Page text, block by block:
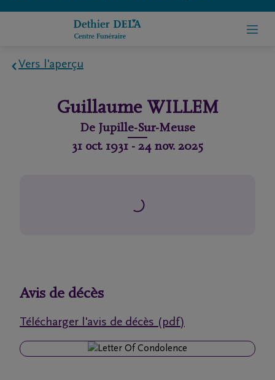
de
Vers l'aperçu
Guillaume WILLEM
De Jupille-Sur-Meuse
31 oct. 1931 - 24 nov. 2025
Avis de décès
Télécharger l'avis de décès (pdf)